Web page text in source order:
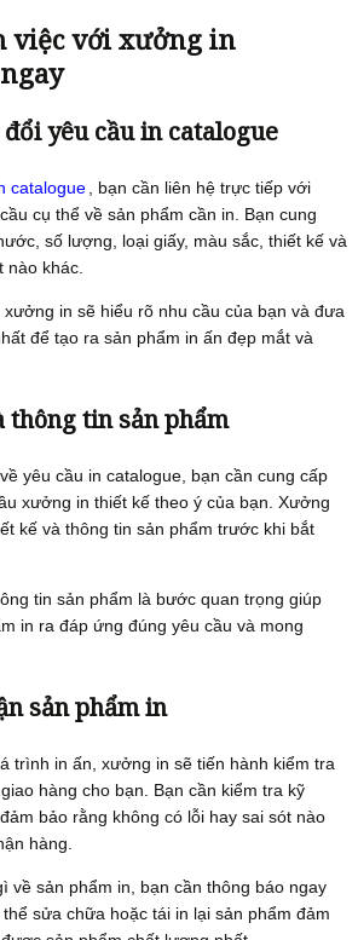
việc với xưởng in
yêu cầu in catalogue
catalogue
, bạn cần liên hệ trực tiếp với
cụ thể về sản phẩm cần in. Bạn cung
số lượng, loại giấy, màu sắc, thiết kế và
nào khác.
in sẽ hiểu rõ nhu cầu của bạn và đưa
để tạo ra sản phẩm in ấn đẹp mắt và
thông tin sản phẩm
yêu cầu in catalogue, bạn cần cung cấp
xưởng in thiết kế theo ý của bạn. Xưởng
kế và thông tin sản phẩm trước khi bắt
tin sản phẩm là bước quan trọng giúp
in ra đáp ứng đúng yêu cầu và mong
sản phẩm in
trình in ấn, xưởng in sẽ tiến hành kiểm tra
hàng cho bạn. Bạn cần kiểm tra kỹ
bảo rằng không có lỗi hay sai sót nào
hàng.
về sản phẩm in, bạn cần thông báo ngay
sửa chữa hoặc tái in lại sản phẩm đảm